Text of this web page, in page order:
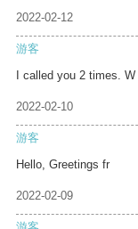
2022-02-12
游客
I called you 2 times. W
2022-02-10
游客
Hello, Greetings fr
2022-02-09